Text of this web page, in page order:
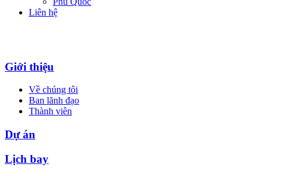
Liên hệ
Giới thiệu
Về chúng tôi
Ban lãnh đạo
Thành viên
Dự án
Lịch bay